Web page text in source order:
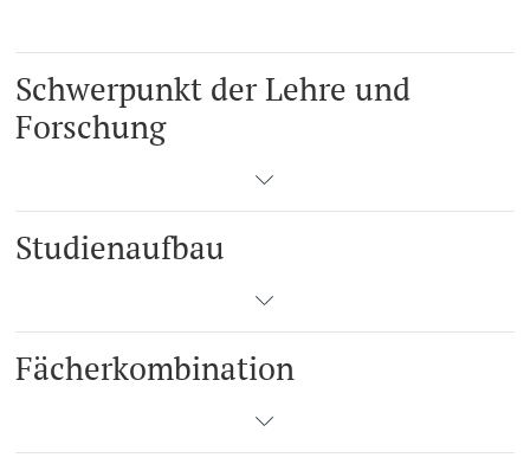
Social Services & Health Care
Military & Civilian Service
Coordination Office for Refugees
Inclusive University
Learning & Teaching
Schwerpunkt der Lehre und
Forschung
Studienaufbau
Fächerkombination